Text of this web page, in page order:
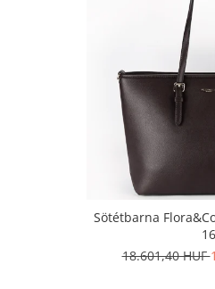
Sötétbarna
16
18.601,40 HUF